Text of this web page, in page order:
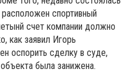
спортивный
счет компании должно
как заявил Игорь
оспорить сделку в суде,
была занижена.